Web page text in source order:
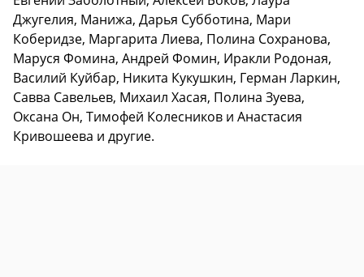
Джугелия, Манижа, Дарья Субботина, Мари
Коберидзе, Маргарита Лиева, Полина Сохранова,
Маруся Фомина, Андрей Фомин, Иракли Родоная,
Василий Куйбар, Никита Кукушкин, Герман Ларкин,
Савва Савельев, Михаил Хасая, Полина Зуева,
Оксана Он, Тимофей Колесников и Анастасия
Кривошеева и другие.